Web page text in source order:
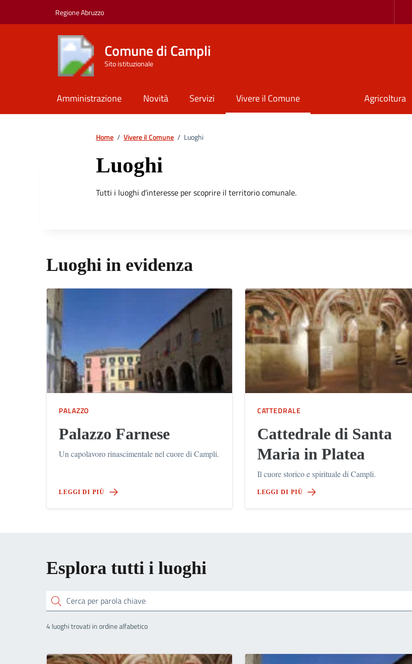
Regione Abruzzo
Comune di Campli
Sito istituzionale
Amministrazione Novità Servizi Vivere il Comune Agricoltura
Home / Vivere il Comune / Luoghi
Luoghi
Tutti i luoghi d’interesse per scoprire il territorio comunale.
Luoghi in evidenza
PALAZZO
Palazzo Farnese
Un capolavoro rinascimentale nel cuore di Campli.
LEGGI DI PIÙ
CATTEDRALE
Cattedrale di Santa
Maria in Platea
Il cuore storico e spirituale di Campli.
LEGGI DI PIÙ
Esplora tutti i luoghi
Cerca
4 luoghi trovati in ordine alfabetico